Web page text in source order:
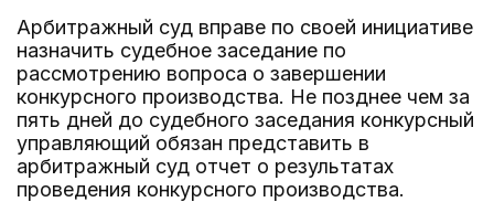
Арбитражный суд вправе по своей инициативе
назначить судебное заседание по
рассмотрению вопроса о завершении
конкурсного производства. Не позднее чем за
пять дней до судебного заседания конкурсный
управляющий обязан представить в
арбитражный суд отчет о результатах
проведения конкурсного производства.